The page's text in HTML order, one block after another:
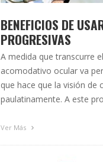
BENEFICIOS DE
PROGRESIVAS
A medida que transcurre
acomodativo ocular va
que hace que la visión de
paulatinamente. A este
comienza a desarrollarse
Ver Más